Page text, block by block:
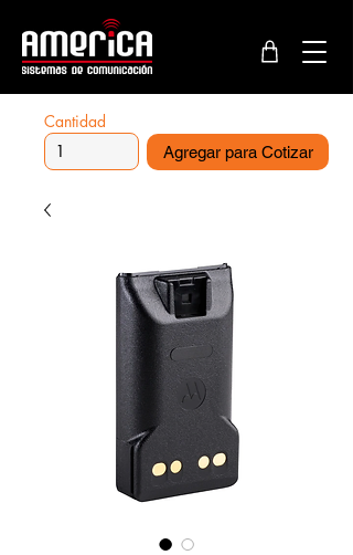
Cantidad
Agregar para Cotizar